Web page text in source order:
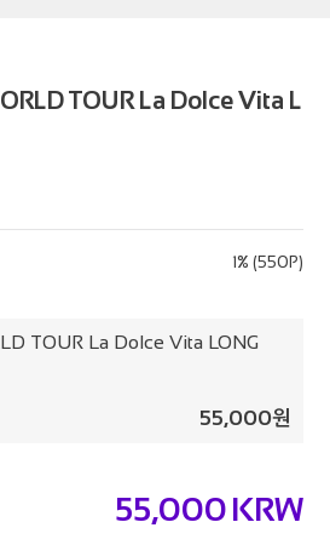
TOUR La Dolce Vita L
1% (550P)
TOUR La Dolce Vita LONG
55,000원
55,000 KRW